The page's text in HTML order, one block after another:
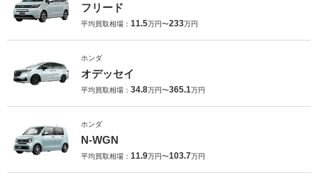
フリード
平均買取相場： 11.5万円〜233万円
ホンダ
オデッセイ
平均買取相場： 34.8万円〜365.1万円
ホンダ
N-WGN
平均買取相場： 11.9万円〜103.7万円